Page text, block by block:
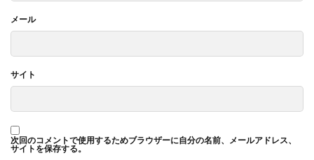
メール
サイト
次回のコメントで使用するためブラウザーに自分の名前、メールアドレス、
サイトを保存する。